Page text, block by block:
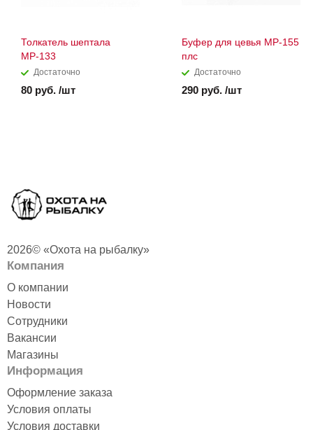
Толкатель шептала
МР-133
Достаточно
80 руб. /шт
Буфер для цевья МР-155
плс
Достаточно
290 руб. /шт
2026© «Охота на рыбалку»
Компания
О компании
Новости
Сотрудники
Вакансии
Магазины
Информация
Оформление заказа
Условия оплаты
Условия доставки